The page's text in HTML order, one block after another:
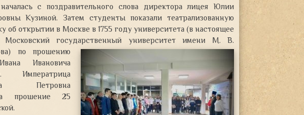
с поздравительного слова директора лицея Юлии
Кузиной. Затем студенты показали театрализованную
об открытии в Москве в 1755 году университета (в настоящее
государственный университет имени М. В.
по прошению
Ивановича
Императрица
Петровна
прошение 25